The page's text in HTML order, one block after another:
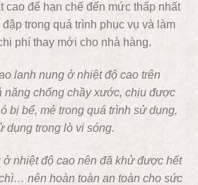
cao để hạn chế đến mức thấp nhất
trong quá trình phục vụ và làm
phí thay mới cho nhà hàng.
lanh nung ở nhiệt độ cao trên
năng chống chầy xước, chịu được
bị bể, mẻ trong quá trình sử dụng,
dụng trong lò vi sóng.
nhiệt độ cao nên đã khử được hết
nên hoàn toàn an toàn cho sức